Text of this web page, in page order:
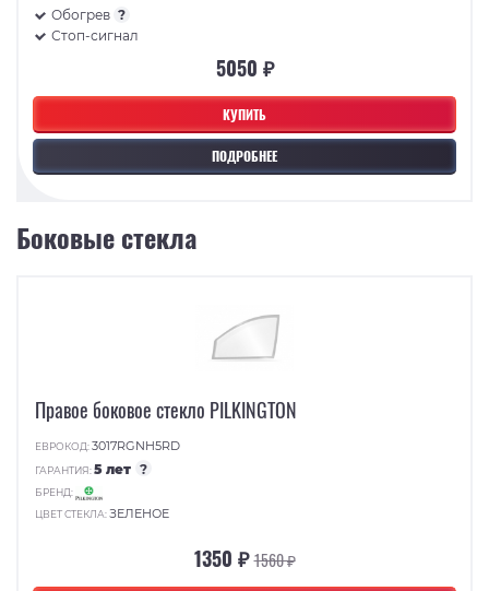
КУПИТЬ
ПОДРОБНЕЕ
Обогрев ?
Стоп-сигнал
5050 ₽
Боковые стекла
Правое боковое стекло PILKINGTON
ЕВРОКОД:3017RGNH5RD
ГАРАНТИЯ:5 лет ?
БРЕНД:
ЦВЕТ СТЕКЛА:ЗЕЛЕНОЕ
1350 ₽1560 ₽